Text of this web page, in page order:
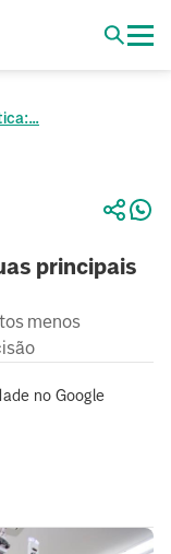
principais
menos
no Google